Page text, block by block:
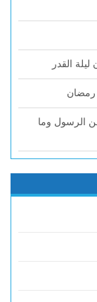
رمضان
الرسول وما